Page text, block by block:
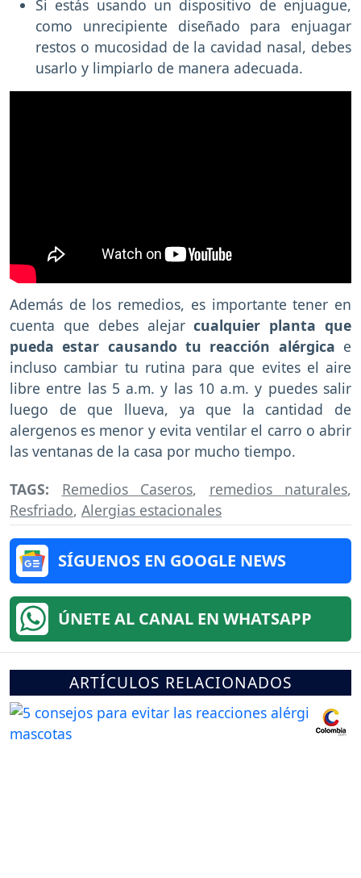
Si estás usando un dispositivo de enjuague,
como unrecipiente diseñado para enjuagar
restos o mucosidad de la cavidad nasal, debes
usarlo y limpiarlo de manera adecuada.
Además de los remedios, es importante tener en
cuenta que debes alejarcualquier planta que
pueda estar causando tu reacción alérgica e
incluso cambiar tu rutina para que evites el aire
libre entre las 5 a.m. y las 10 a.m. y puedes salir
luego de que llueva, ya que la cantidad de
alergenos es menor y evita ventilar el carro o abrir
las ventanas de la casa por mucho tiempo.
TAGS: Remedios Caseros, remedios naturales,
Resfriado, Alergias estacionales
SÍGUENOS EN GOOGLE NEWS
ÚNETE AL CANAL EN WHATSAPP
ARTÍCULOS RELACIONADOS